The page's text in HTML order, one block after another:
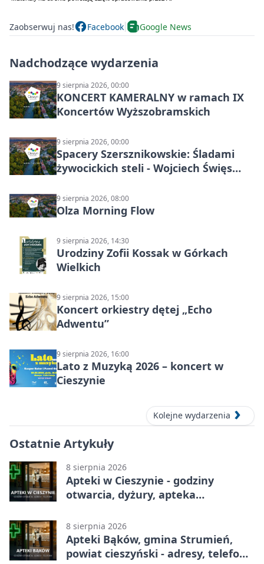
Zaobserwuj nas! Facebook Google News
Nadchodzące wydarzenia
9 sierpnia 2026, 00:00
KONCERT KAMERALNY w ramach IX
Koncertów Wyższobramskich
9 sierpnia 2026, 00:00
Spacery Szersznikowskie: Śladami
żywocickich steli - Wojciech Święs
9 sierpnia 2026, 08:00
Olza Morning Flow
9 sierpnia 2026, 14:30
Urodziny Zofii Kossak w Górkach
Wielkich
9 sierpnia 2026, 15:00
Koncert orkiestry dętej „Echo
Adwentu”
9 sierpnia 2026, 16:00
Lato z Muzyką 2026 – koncert w
Cieszynie
Kolejne wydarzenia
Ostatnie Artykuły
8 sierpnia 2026
Apteki w Cieszynie - godziny
otwarcia, dyżury, apteka
8 sierpnia 2026
Apteki Bąków, gmina Strumień,
powiat cieszyński - adresy, telefony,